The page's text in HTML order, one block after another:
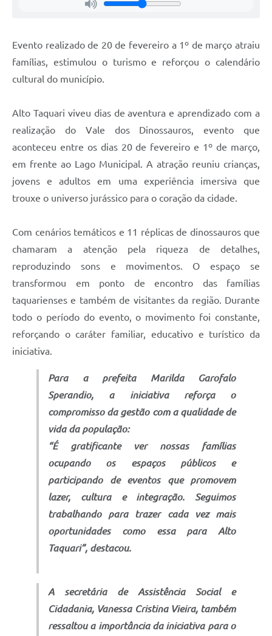
Evento realizado de 20 de fevereiro a 1º de março atraiu
famílias, estimulou o turismo e reforçou o calendário
cultural do município.
Alto Taquari viveu dias de aventura e aprendizado com a
realização do Vale dos Dinossauros, evento que
aconteceu entre os dias 20 de fevereiro e 1º de março,
em frente ao Lago Municipal. A atração reuniu crianças,
jovens e adultos em uma experiência imersiva que
trouxe o universo jurássico para o coração da cidade.
Com cenários temáticos e 11 réplicas de dinossauros que
chamaram a atenção pela riqueza de detalhes,
reproduzindo sons e movimentos. O espaço se
transformou em ponto de encontro das famílias
taquarienses e também de visitantes da região. Durante
todo o período do evento, o movimento foi constante,
reforçando o caráter familiar, educativo e turístico da
iniciativa.
Para a prefeita Marilda Garofalo
Sperandio, a iniciativa reforça o
compromisso da gestão com a qualidade de
vida da população:
“É gratificante ver nossas famílias
ocupando os espaços públicos e
participando de eventos que promovem
lazer, cultura e integração. Seguimos
trabalhando para trazer cada vez mais
oportunidades como essa para Alto
Taquari”, destacou.
A secretária de Assistência Social e
Cidadania, Vanessa Cristina Vieira, também
ressaltou a importância da iniciativa para o